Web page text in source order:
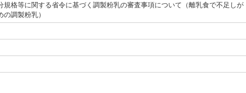
規格等に関する省令に基づく調製粉乳の審査事項について（離乳食で不足しが
調製粉乳）